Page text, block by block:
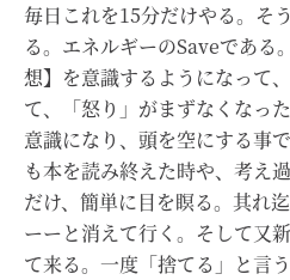
毎日これを15分だけやる。そ
る。エネルギーのSaveである
想】を意識するようになって
て、「怒り」がまずなくなっ
意識になり、頭を空にする事
も本を読み終えた時や、考え
だけ、簡単に目を瞑る。其れ
ーーと消えて行く。そして又
て来る。一度「捨てる」と言